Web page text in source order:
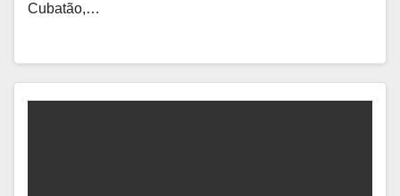
Cubatão,…